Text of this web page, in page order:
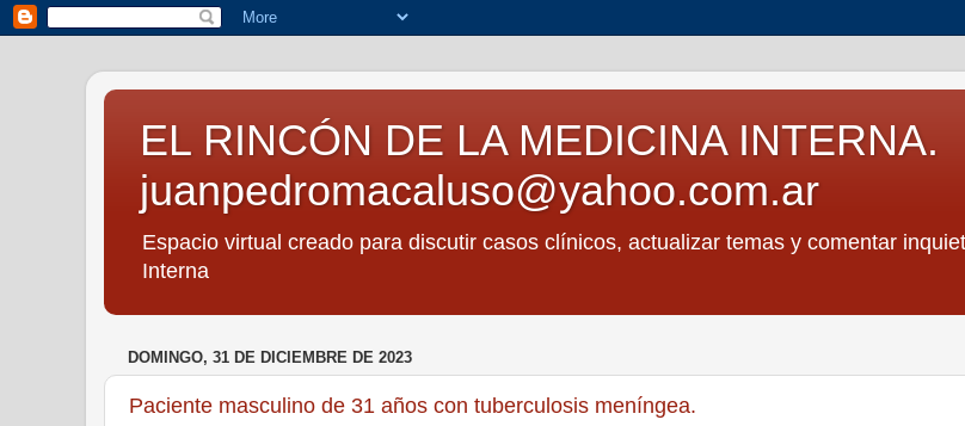
EL RINCÓN DE LA MEDICINA INTERNA.
juanpedromacaluso@yahoo.com.ar
Espacio virtual creado para discutir casos clínicos, actualizar temas y comentar
Interna
DOMINGO, 31 DE DICIEMBRE DE 2023
Paciente masculino de 31 años con tuberculosis meníngea.